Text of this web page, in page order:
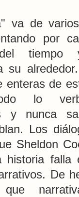
va de
por
tiempo
su
enteras de
lo
y nunca
Los
Sheldon
historia falla
De
que